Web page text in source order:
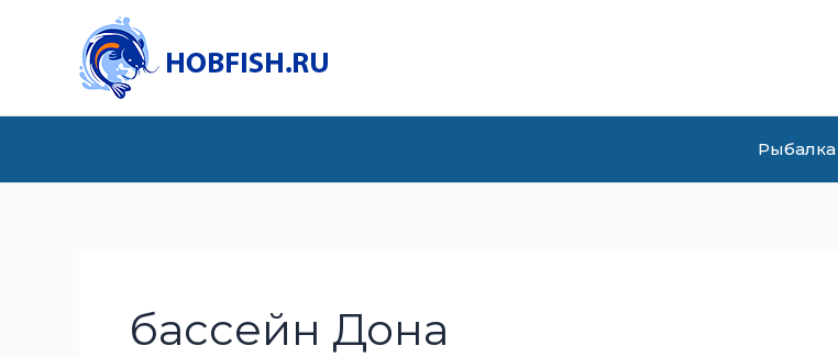
содержимому
Рыбалка
бассейн Дона